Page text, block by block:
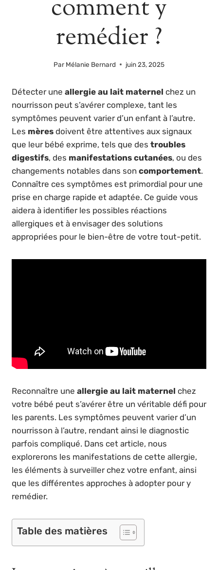
comment y
remédier ?
Par Mélanie Bernard juin 23, 2025
Détecter une allergie au lait maternel chez un
nourrisson peut s’avérer complexe, tant les
symptômes peuvent varier d’un enfant à l’autre.
Les mères doivent être attentives aux signaux
que leur bébé exprime, tels que des troubles
digestifs, des manifestations cutanées, ou des
changements notables dans son comportement.
Connaître ces symptômes est primordial pour une
prise en charge rapide et adaptée. Ce guide vous
aidera à identifier les possibles réactions
allergiques et à envisager des solutions
appropriées pour le bien-être de votre tout-petit.
Reconnaître une allergie au lait maternel chez
votre bébé peut s’avérer être un véritable défi pour
les parents. Les symptômes peuvent varier d’un
nourrisson à l’autre, rendant ainsi le diagnostic
parfois compliqué. Dans cet article, nous
explorerons les manifestations de cette allergie,
les éléments à surveiller chez votre enfant, ainsi
que les différentes approches à adopter pour y
remédier.
Table des matières